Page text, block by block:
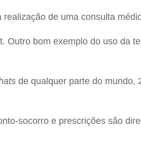
realização de uma consulta
Outro bom exemplo do uso da
de qualquer parte do mundo,
socorro e prescrições são